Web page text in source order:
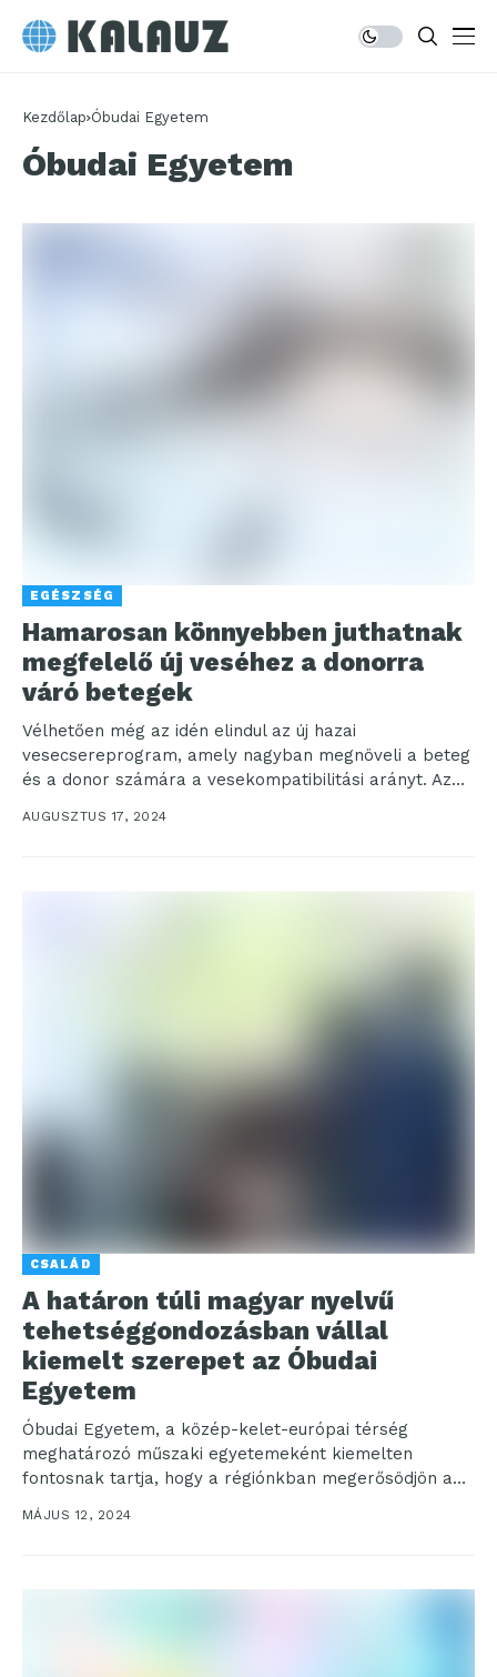
Kezdőlap Óbudai Egyetem
Óbudai Egyetem
EGÉSZSÉG
Hamarosan könnyebben juthatnak
megfelelő új veséhez a donorra
váró betegek
Vélhetően még az idén elindul az új hazai
vesecsereprogram, amely nagyban megnöveli a beteg
és a donor számára a vesekompatibilitási arányt. Az
AUGUSZTUS 17, 2024
CSALÁD
A határon túli magyar nyelvű
tehetséggondozásban vállal
kiemelt szerepet az Óbudai
Egyetem
Óbudai Egyetem, a közép-kelet-európai térség
meghatározó műszaki egyetemeként kiemelten
fontosnak tartja, hogy a régiónkban megerősödjön a
magyar nyelvű műszaki képzés – emelte ki...
MÁJUS 12, 2024